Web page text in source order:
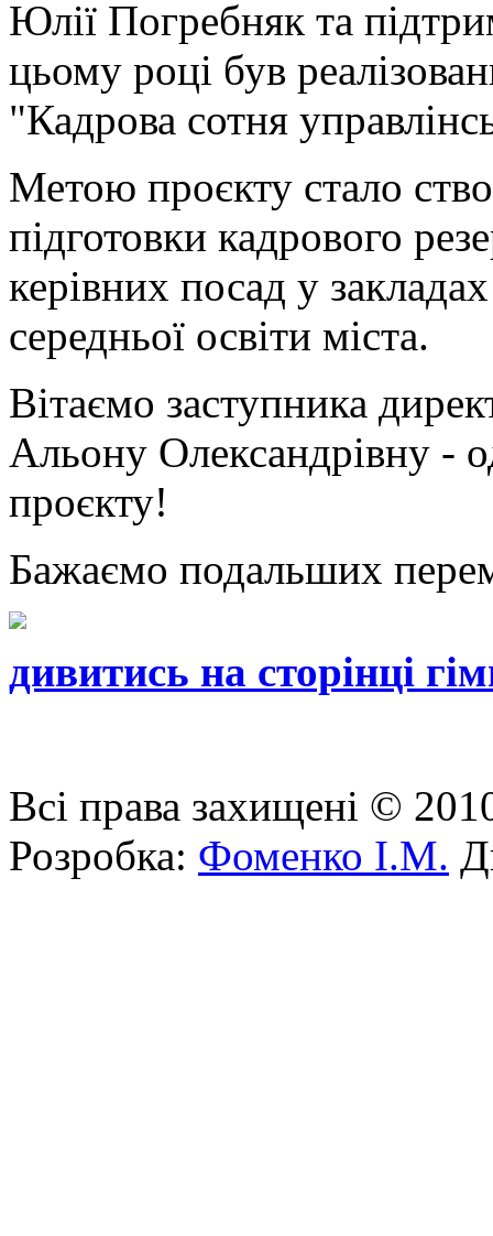
Юлії Погребняк та
цьому році був
"Кадрова сотня
Метою проєкту стало
підготовки кадрового
керівних посад у
середньої освіти міста.
Вітаємо заступника
Альону Олександрівну -
проєкту!
Бажаємо подальших
дивитись на сторінці
Всі права захищені ©
Розробка: Фоменко І.М.